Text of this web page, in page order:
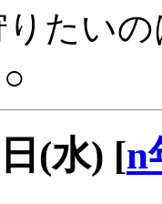
たい
(水) [n